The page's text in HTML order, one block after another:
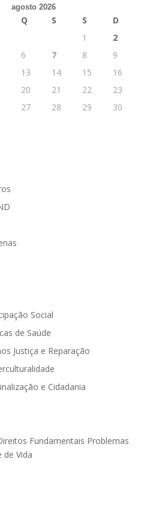
agosto 2026
Q S S
D
1
2
6 7 8
9
13 14 15
16
20 21 22
23
27 28 29
30
Social
de Saúde
Justiça e Reparação
e Cidadania
Fundamentais Problemas
de Vida